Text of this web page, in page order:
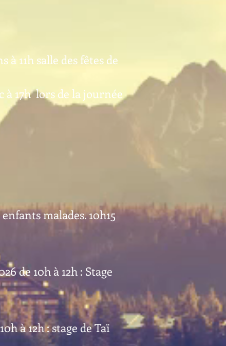
11h salle des fêtes de
à 17h lors de la journée
malades. 10h15
de 10h à 12h : Stage
à 12h : stage de Taï